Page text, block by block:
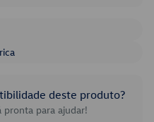
deste produto?
pronta para ajudar!